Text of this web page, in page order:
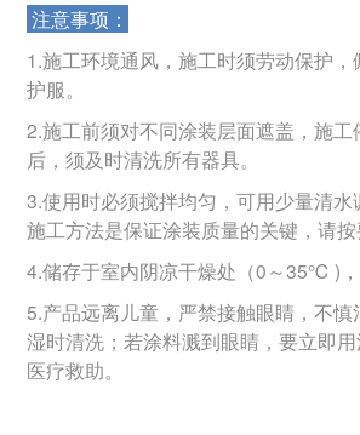
注意事项：
1.施工环境通风，施工时须劳动保护
护服。
2.施工前须对不同涂装层面遮盖，施工
后，须及时清洗所有器具。
3.使用时必须搅拌均匀，可用少量清
施工方法是保证涂装质量的关键，请按
4.储存于室内阴凉干燥处（0～35℃ )，
5.产品远离儿童，严禁接触眼睛，不
湿时清洗；若涂料溅到眼睛，要立即
医疗救助。